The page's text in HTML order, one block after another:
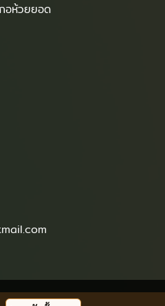
อห้วยยอด